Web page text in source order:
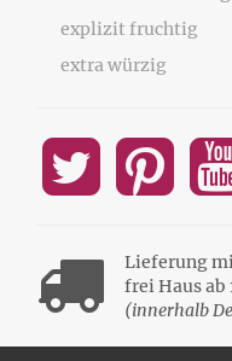
explizit fruchtig
extra würzig
Lieferung
frei Haus ab
(innerhalb